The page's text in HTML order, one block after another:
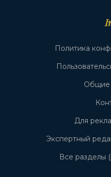
Политика
Общие
Для
Экспертный
Все разделы